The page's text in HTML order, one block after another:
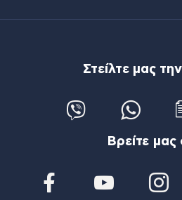
Στείλτε μας
Βρείτε μας